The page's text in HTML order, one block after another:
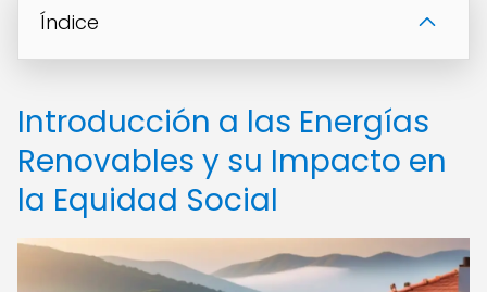
Índice
Introducción a las Energías
Renovables y su Impacto en
la Equidad Social